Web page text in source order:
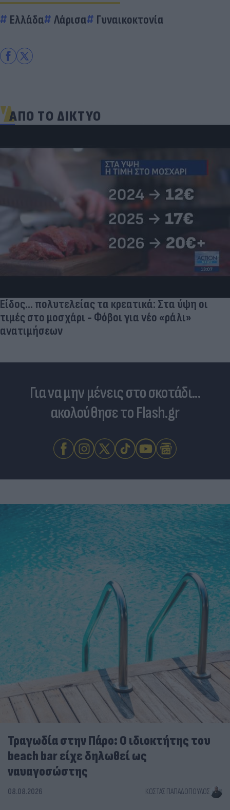
Ελλάδα Λάρισα Γυναικοκτονία
ΑΠΟ ΤΟ ΔΙΚΤΥΟ
Είδος... πολυτελείας τα κρεατικά: Στα ύψη οι
τιμές στο μοσχάρι - Φόβοι για νέο «ράλι»
ανατιμήσεων
Για να μην μένεις στο σκοτάδι...
ακολούθησε το Flash.gr
Τραγωδία στην Πάρο: Ο ιδιοκτήτης του
beach bar είχε δηλωθεί ως
ναυαγοσώστης
08.08.2026 ΚΏΣΤΑΣ ΠΑΠΑΔΌΠΟΥΛΟΣ